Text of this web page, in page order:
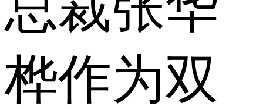
桦作为双